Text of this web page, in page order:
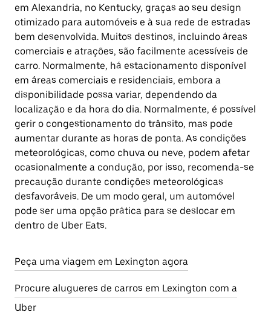
em Alexandria, no Kentucky, graças ao seu design
otimizado para automóveis e à sua rede de estradas
bem desenvolvida. Muitos destinos, incluindo áreas
comerciais e atrações, são facilmente acessíveis de
carro. Normalmente, há estacionamento disponível
em áreas comerciais e residenciais, embora a
disponibilidade possa variar, dependendo da
localização e da hora do dia. Normalmente, é possível
gerir o congestionamento do trânsito, mas pode
aumentar durante as horas de ponta. As condições
meteorológicas, como chuva ou neve, podem afetar
ocasionalmente a condução, por isso, recomenda-se
precaução durante condições meteorológicas
desfavoráveis. De um modo geral, um automóvel
pode ser uma opção prática para se deslocar em
dentro de Uber Eats.
Peça uma viagem em Lexington agora
Procure alugueres de carros em Lexington com a
Uber